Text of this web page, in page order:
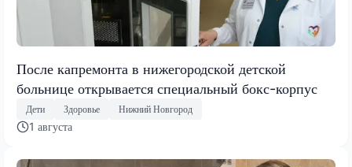
После капремонта в нижегородской детской
больнице открывается специальный бокс-корпус
Дети Здоровье Нижний Новгород
1 августа